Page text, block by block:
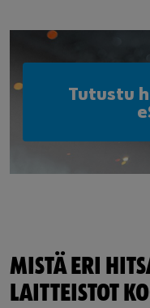
Tutustu
MISTÄ ERI
LAITTEISTOT